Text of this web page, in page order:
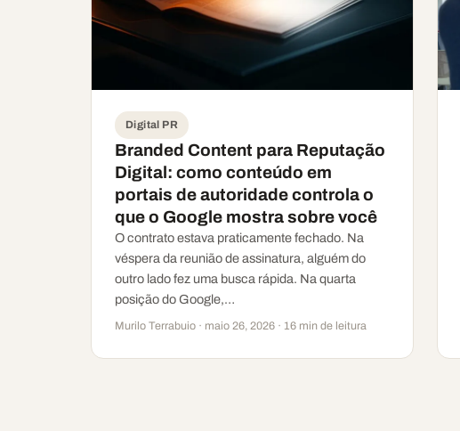
Digital PR
Branded Content para Reputação
Digital: como conteúdo em
portais de autoridade controla o
que o Google mostra sobre você
O contrato estava praticamente fechado. Na
véspera da reunião de assinatura, alguém do
outro lado fez uma busca rápida. Na quarta
posição do Google,…
Murilo Terrabuio · maio 26, 2026 · 16 min de leitura